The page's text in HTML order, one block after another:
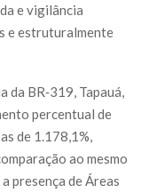
e vigilância
e estruturalmente
da BR‑319, Tapauá,
percentual de
de 1.178,1%,
ao mesmo
presença de Áreas